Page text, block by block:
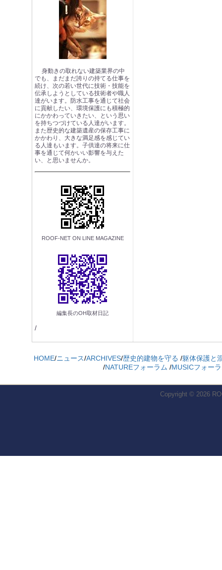
身動きの取れない建築業界の中
でも、まだまだ誇りの持てる仕事を
続け、次の若い世代に技術・技能を
伝承しようとしている技術者や職人
達がいます。防水工事を通じて社会
に貢献したい、環境保護にも積極的
にかかわっていきたい、という思い
を持ちつづけている人達がいます。
また歴史的な建築遺産の保存工事に
かかわり、大きな満足感を感じてい
る人達もいます。子供達の将来に仕
事を通じて何かいい影響を与えた
い、と思いませんか。
ROOF-NET ON LINE MAGAZINE
編集長のOH取材日記
/
HOME/ニュース/ARCHIVES/歴史的建物を守る /躯体保護と
/NATUREフォーラム /MUSICフォー
Copyright © 2026